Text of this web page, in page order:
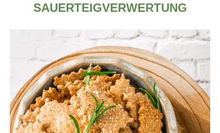
SAUERTEIGVERWERTUNG